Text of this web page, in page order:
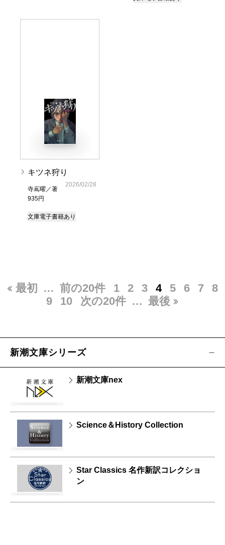
キツネ狩り
寺嶌曜／著
935円
2026/02/28
文庫電子書籍あり
最初 … 前の20件 1 2 3 4 5 6 7
8
9
10 次の20件 … 最後
新潮文庫シリーズ
新潮文庫nex
Science＆History Collection
Star Classics 名作新訳コレクショ
ン